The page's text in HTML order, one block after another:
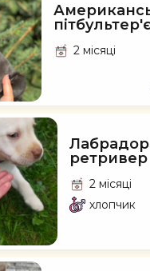
2 місяці
ретривер
2 місяці
хлопчик